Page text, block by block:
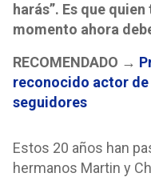
harás”. Es que
momento ahora
RECOMENDADO →
reconocido actor de
seguidores
Estos 20 años han
hermanos Martin y